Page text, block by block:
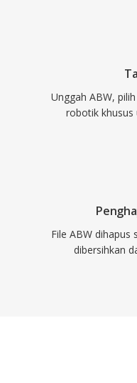
Unggah ABW,
robotik khusus
File ABW dihapus
dibersihkan